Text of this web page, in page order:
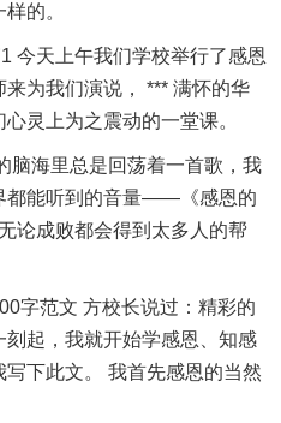
的。
今天上午我们学校举行了感恩
为我们演说， *** 满怀的华
灵上为之震动的一堂课。
脑海里总是回荡着一首歌，我
都能听到的音量——《感恩的
论成败都会得到太多人的帮
字范文 方校长说过：精彩的
刻起，我就开始学感恩、知感
下此文。 我首先感恩的当然